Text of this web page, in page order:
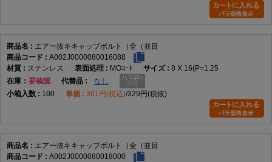
エアー抜キキャップボルト（全（並目
A002J0000080016088
ステンレス
MOｺｰﾄ
8 X 16(P=1.25
在庫
要確認
なし
100
361円(税込) 329円(税抜)
エアー抜キキャップボルト（全（並目
A002J0000080018000